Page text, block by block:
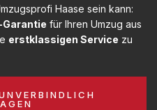
Haase sein kann:
für Ihren Umzug aus
erstklassigen Service zu